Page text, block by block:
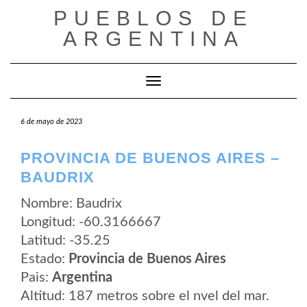
PUEBLOS DE
ARGENTINA
Cambiar modo de navegación
6 de mayo de 2023
PROVINCIA DE BUENOS AIRES –
BAUDRIX
Nombre: Baudrix
Longitud: -60.3166667
Latitud: -35.25
Estado: Provincia de Buenos Aires
Pais: Argentina
Altitud: 187 metros sobre el nvel del mar.